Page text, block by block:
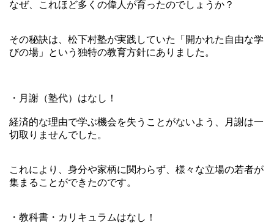
なぜ、これほど多くの偉人が育ったのでしょうか？
その秘訣は、松下村塾が実践していた「開かれた自由な学
びの場」という独特の教育方針にありました。
・月謝（塾代）はなし！
経済的な理由で学ぶ機会を失うことがないよう、月謝は一
切取りませんでした。
これにより、身分や家柄に関わらず、様々な立場の若者が
集まることができたのです。
・教科書・カリキュラムはなし！